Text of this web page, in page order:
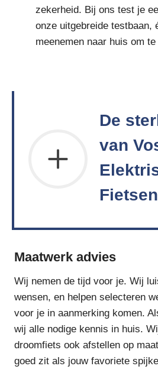
zekerheid. Bij ons test je
onze uitgebreide testbaan,
meenemen naar huis om
De
van
Fietsen
Maatwerk advies
Wij nemen de tijd voor je. Wij
wensen, en helpen selecteren
voor je in aanmerking komen.
wij alle nodige kennis in huis.
droomfiets ook afstellen op
goed zit als jouw favoriete